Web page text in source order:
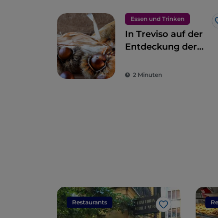
Essen und Trinken
In Treviso auf der
Entdeckung der
Monfenera IGP
2 Minuten
Restaurants
Like